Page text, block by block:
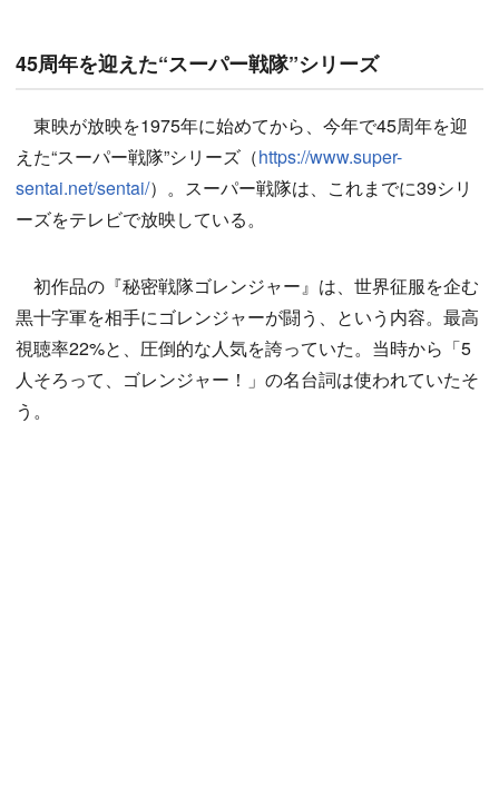
45周年を迎えた“スーパー戦隊”シリーズ
東映が放映を1975年に始めてから、今年で45周年を迎
えた“スーパー戦隊”シリーズ（https://www.super-
sentai.net/sentai/）。スーパー戦隊は、これまでに39シリ
ーズをテレビで放映している。
初作品の『秘密戦隊ゴレンジャー』は、世界征服を企む
黒十字軍を相手にゴレンジャーが闘う、という内容。最高
視聴率22%と、圧倒的な人気を誇っていた。当時から「5
人そろって、ゴレンジャー！」の名台詞は使われていたそ
う。